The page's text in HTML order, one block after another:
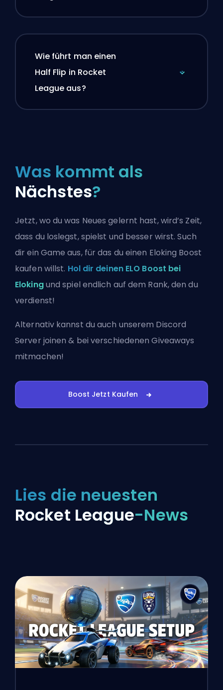
Wie führt man einen
Half Flip in Rocket
League aus?
Was kommt als
Nächstes?
Jetzt, wo du was Neues gelernt hast, wird’s Zeit,
dass du loslegst, spielst und besser wirst. Such
dir ein Game aus, für das du einen Eloking Boost
kaufen willst. Hol dir deinen ELO Boost bei
Elokingund spiel endlich auf dem Rank, den du
verdienst!
Alternativ kannst du auch unserem Discord
Server joinen & bei verschiedenen Giveaways
mitmachen!
Boost Jetzt Kaufen
Lies die neuesten
Rocket League-News